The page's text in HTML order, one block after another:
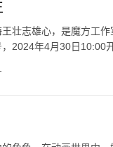
壮志雄心，是魔方工
2024年4月30日10:00